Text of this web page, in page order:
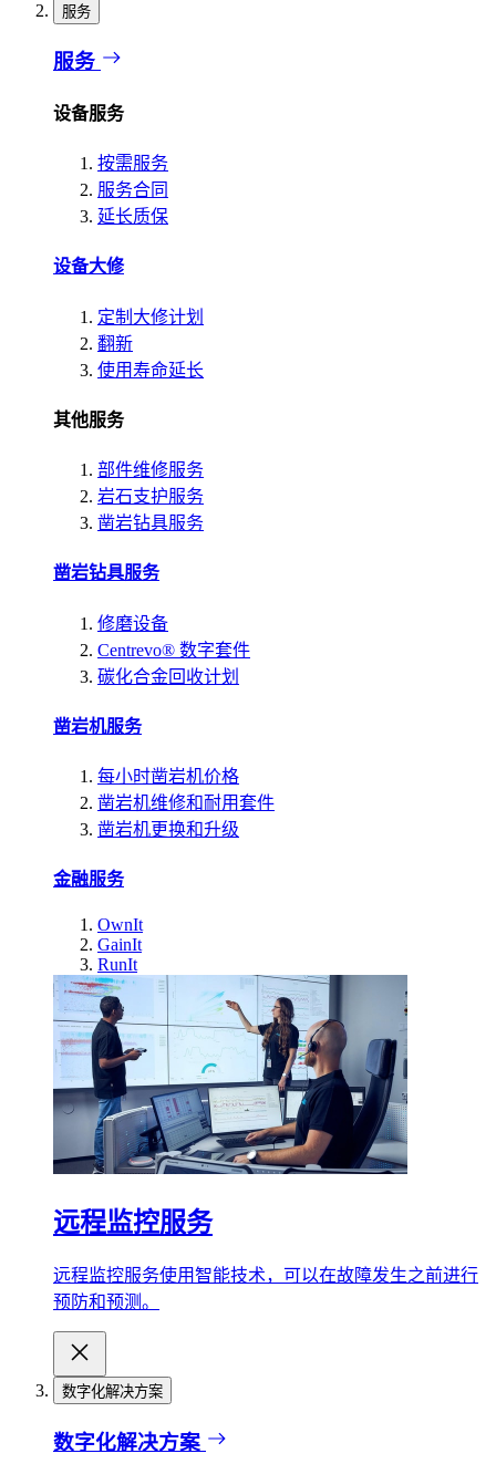
服务
服务
设备服务
按需服务
服务合同
延长质保
设备大修
定制大修计划
翻新
使用寿命延长
其他服务
部件维修服务
岩石支护服务
凿岩钻具服务
凿岩钻具服务
修磨设备
Centrevo® 数字套件
碳化合金回收计划
凿岩机服务
每小时凿岩机价格
凿岩机维修和耐用套件
凿岩机更换和升级
金融服务
OwnIt
GainIt
RunIt
远程监控服务
远程监控服务使用智能技术，可以在故障发生之前进行
预防和预测。
数字化解决方案
数字化解决方案